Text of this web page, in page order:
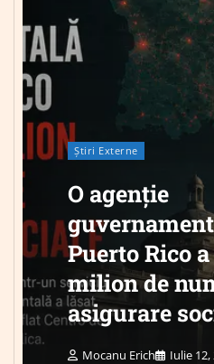
Știri Externe
O agenție
Puerto Rico
milion de
asigurare
Mocanu Erich Iulie 12,